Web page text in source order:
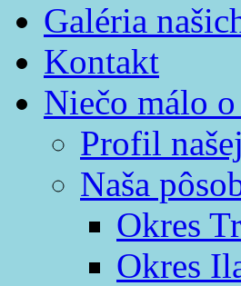
Galéria
Kontakt
Niečo málo o
Profil
Naša
Okres
Okres